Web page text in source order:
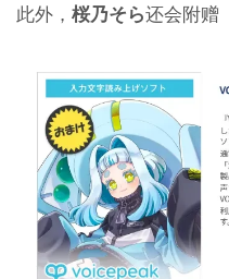
此外， 桜乃そら还会附赠